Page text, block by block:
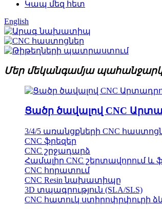
Կապ մեզ հետ
English
Մեր մեկանգամյա
Ցածր ծավալով CNC
3/4/5 առանցքների CNC
CNC ֆրեզեր
CNC շրջադարձ
Համալիր CNC շերտավորում և
CNC հորատում
CNC Resin նախատիպը
3D տպագրություն (SLA/SLS)
CNC հատուկ ստիրոփրփուրի